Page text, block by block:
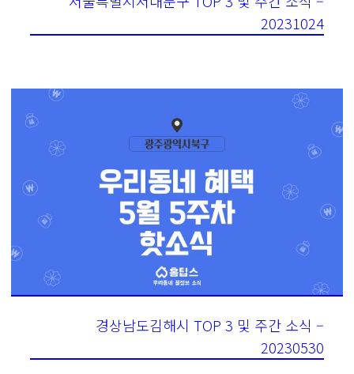
20231024
경상남도김해시 TOP 3 및 주간 소식 –
20230530